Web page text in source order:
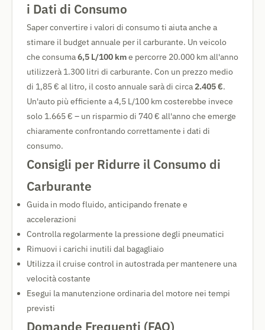
i Dati di Consumo
Saper convertire i valori di consumo ti aiuta anche a
stimare il budget annuale per il carburante. Un veicolo
che consuma6,5 L/100 kme percorre 20.000 km all'anno
utilizzerà 1.300 litri di carburante. Con un prezzo medio
di 1,85 € al litro, il costo annuale sarà di circa 2.405 €.
Un'auto più efficiente a 4,5 L/100 km costerebbe invece
solo 1.665 € – un risparmio di 740 € all'anno che emerge
chiaramente confrontando correttamente i dati di
consumo.
Consigli per Ridurre il Consumo di
Carburante
Guida in modo fluido, anticipando frenate e
accelerazioni
Controlla regolarmente la pressione degli pneumatici
Rimuovi i carichi inutili dal bagagliaio
Utilizza il cruise control in autostrada per mantenere una
velocità costante
Esegui la manutenzione ordinaria del motore nei tempi
previsti
Domande Frequenti (FAQ)